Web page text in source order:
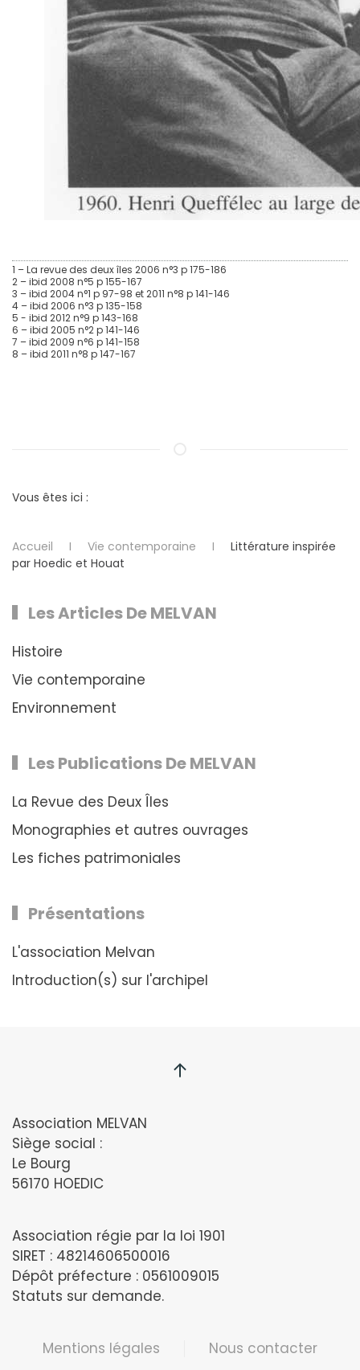
1 – La revue des deux îles 2006 n°3 p 175-186
2 – ibid 2008 n°5 p 155-167
3 – ibid 2004 n°1 p 97-98 et 2011 n°8 p 141-146
4 – ibid 2006 n°3 p 135-158
5 - ibid 2012 n°9 p 143-168
6 – ibid 2005 n°2 p 141-146
7 – ibid 2009 n°6 p 141-158
8 – ibid 2011 n°8 p 147-167
Vous êtes ici :
Accueil Vie contemporaine
Littérature inspirée
par Hoedic et Houat
Les Articles De MELVAN
Histoire
Vie contemporaine
Environnement
Les Publications De MELVAN
La Revue des Deux Îles
Monographies et autres ouvrages
Les fiches patrimoniales
Présentations
L'association Melvan
Introduction(s) sur l'archipel
Association MELVAN
Siège social :
Le Bourg
56170 HOEDIC
Association régie par la loi 1901
SIRET : 48214606500016
Dépôt préfecture : 0561009015
Statuts sur demande.
Mentions légales Nous contacter